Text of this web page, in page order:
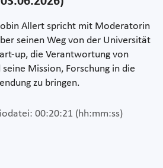
Allert spricht mit Moderatorin
seinen Weg von der Universität
up, die Verantwortung von
Mission, Forschung in die
zu bringen.
00:20:21 (hh:mm:ss)